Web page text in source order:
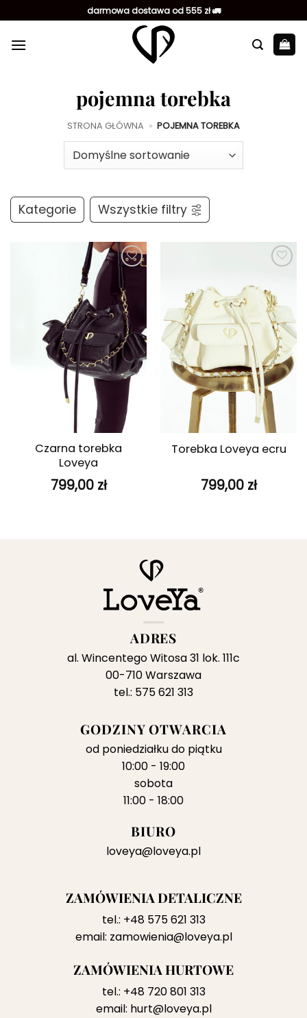
do
zawartości
darmowa dostawa od 555 zł 🚛
pojemna torebka
STRONA GŁÓWNA » POJEMNA TOREBKA
Kategorie Wszystkie filtry
Dodaj do
ulubionych
Czarna torebka
Loveya
799,00 zł
ulubionych
Torebka Loveya ecru
799,00 zł
ADRES
al. Wincentego Witosa 31 lok. 111c
00-710 Warszawa
tel.: 575 621 313
GODZINY OTWARCIA
od poniedziałku do piątku
10:00 - 19:00
sobota
11:00 - 18:00
BIURO
loveya@loveya.pl
ZAMÓWIENIA DETALICZNE
tel.: +48 575 621 313
email: zamowienia@loveya.pl
ZAMÓWIENIA HURTOWE
tel.: +48 720 801 313
email: hurt@loveya.pl